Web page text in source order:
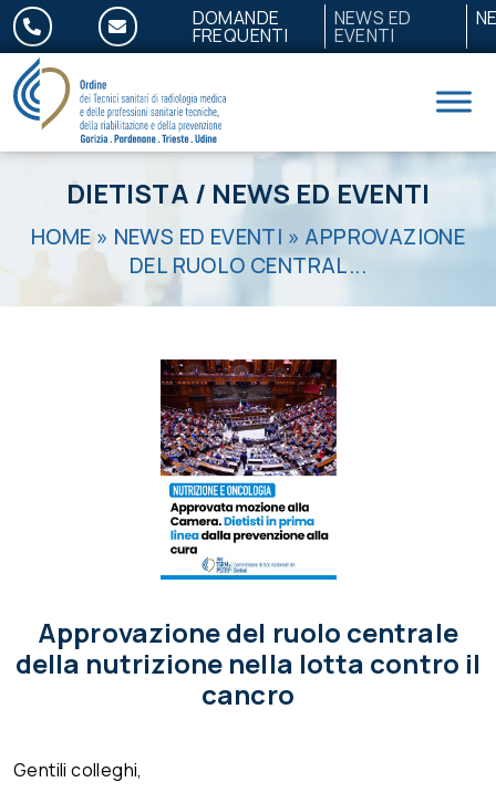
Salta al contenuto DOMANDE
FREQUENTI
NEWS ED
EVENTI
DIETISTA / NEWS ED EVENTI
HOME» NEWS ED EVENTI » APPROVAZIONE
DEL RUOLO CENTRAL...
Approvazione del ruolo centrale
della nutrizione nella lotta contro il
cancro
Gentili colleghi,